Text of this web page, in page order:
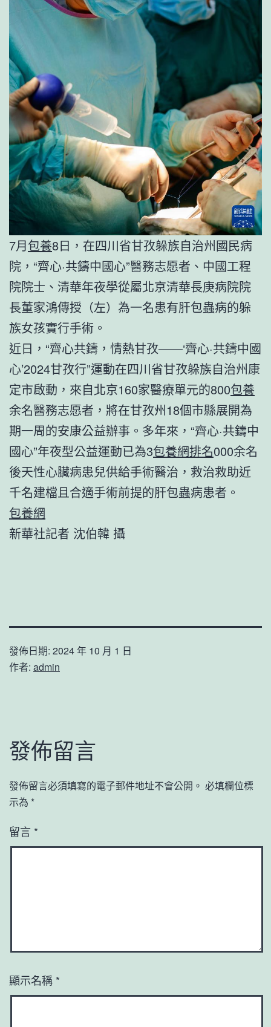
7月包養8日，在四川省甘孜躲族自治州國民病
院，“齊心·共鑄中國心”醫務志愿者、中國工程
院院士、清華年夜學從屬北京清華長庚病院院
長董家鴻傳授（左）為一名患有肝包蟲病的躲
族女孩實行手術。
近日，“齊心共鑄，情熱甘孜——‘齊心·共鑄中國
心’2024甘孜行”運動在四川省甘孜躲族自治州康
定市啟動，來自北京160家醫療單元的800包養
余名醫務志愿者，將在甘孜州18個市縣展開為
期一周的安康公益辦事。多年來，“齊心·共鑄中
國心”年夜型公益運動已為3包養網排名000余名
後天性心臟病患兒供給手術醫治，救治救助近
千名建檔且合適手術前提的肝包蟲病患者。
包養網
新華社記者 沈伯韓 攝
發佈日期: 2024 年 10 月 1 日
作者: admin
發佈留言
發佈留言必須填寫的電子郵件地址不會公開。 必填欄位標
示為 *
留言 *
顯示名稱 *